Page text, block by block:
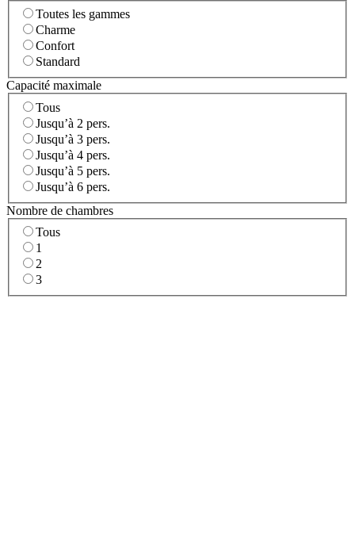
Toutes les gammes
Charme
Confort
Standard
Capacité maximale
Tous
Jusqu’à 2 pers.
Jusqu’à 3 pers.
Jusqu’à 4 pers.
Jusqu’à 5 pers.
Jusqu’à 6 pers.
Nombre de chambres
Tous
1
2
3